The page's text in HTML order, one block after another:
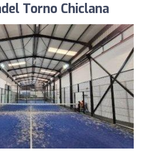
Torno Chiclana